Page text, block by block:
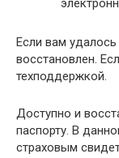
Если вам
восстановлен.
техподдержкой.
Доступно и
паспорту. В
страховым